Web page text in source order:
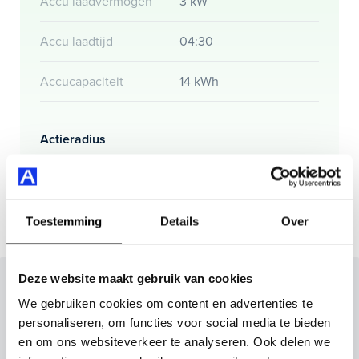
Toestemming Details Over
Deze website maakt gebruik van cookies
We gebruiken cookies om content en advertenties te
personaliseren, om functies voor social media te bieden
en om ons websiteverkeer te analyseren. Ook delen we
Accu laadtijd 04:30
Accucapaciteit 14 kWh
Actieradius
Inruilvoorstel op deze auto?
Vul hier je gegevens in en vergeet niet foto's van je
inruilauto mee te sturen.